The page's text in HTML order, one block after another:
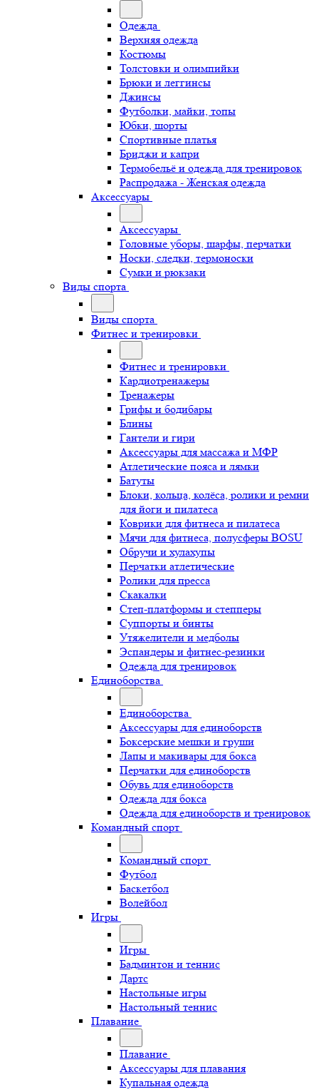
Одежда
Верхняя одежда
Костюмы
Толстовки и олимпийки
Брюки и леггинсы
Джинсы
Футболки, майки, топы
Юбки, шорты
Спортивные платья
Бриджи и капри
Термобельё и одежда для тренировок
Распродажа - Женская одежда
Аксессуары
Аксессуары
Головные уборы, шарфы, перчатки
Носки, следки, термоноски
Сумки и рюкзаки
Виды спорта
Виды спорта
Фитнес и тренировки
Фитнес и тренировки
Кардиотренажеры
Тренажеры
Грифы и бодибары
Блины
Гантели и гири
Аксессуары для массажа и МФР
Атлетические пояса и лямки
Батуты
Блоки, кольца, колёса, ролики и ремни
для йоги и пилатеса
Коврики для фитнеса и пилатеса
Мячи для фитнеса, полусферы BOSU
Обручи и хулахупы
Перчатки атлетические
Ролики для пресса
Скакалки
Степ-платформы и степперы
Суппорты и бинты
Утяжелители и медболы
Эспандеры и фитнес-резинки
Одежда для тренировок
Единоборства
Единоборства
Аксессуары для единоборств
Боксерские мешки и груши
Лапы и макивары для бокса
Перчатки для единоборств
Обувь для единоборств
Одежда для бокса
Одежда для единоборств и тренировок
Командный спорт
Командный спорт
Футбол
Баскетбол
Волейбол
Игры
Игры
Бадминтон и теннис
Дартс
Настольные игры
Настольный теннис
Плавание
Плавание
Аксессуары для плавания
Купальная одежда